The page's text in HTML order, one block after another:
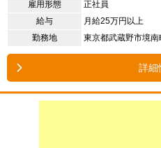
雇用形態
正社員
給与
月給25万円以上
勤務地
東京都武蔵野市境
詳細